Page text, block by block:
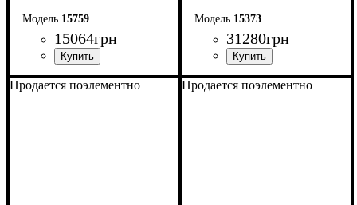
15759
15064грн
15373
31280грн
Продается поэлементно Продается поэлементно